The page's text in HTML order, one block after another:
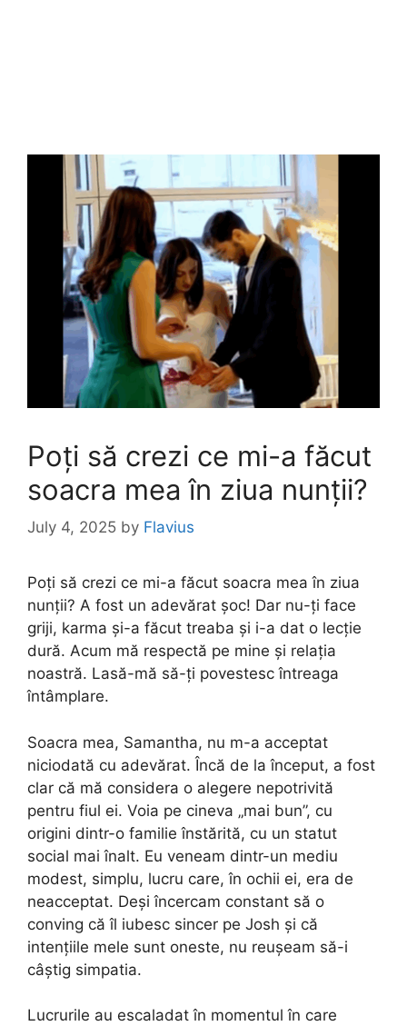
Poți să crezi ce mi-a făcut
soacra mea în ziua nunții?
July 4, 2025 by Flavius
Poți să crezi ce mi-a făcut soacra mea în ziua
nunții? A fost un adevărat șoc! Dar nu-ți face
griji, karma și-a făcut treaba și i-a dat o lecție
dură. Acum mă respectă pe mine și relația
noastră. Lasă-mă să-ți povestesc întreaga
întâmplare.
Soacra mea, Samantha, nu m-a acceptat
niciodată cu adevărat. Încă de la început, a fost
clar că mă considera o alegere nepotrivită
pentru fiul ei. Voia pe cineva „mai bun”, cu
origini dintr-o familie înstărită, cu un statut
social mai înalt. Eu veneam dintr-un mediu
modest, simplu, lucru care, în ochii ei, era de
neacceptat. Deși încercam constant să o
conving că îl iubesc sincer pe Josh și că
intențiile mele sunt oneste, nu reușeam să-i
câștig simpatia.
Lucrurile au escaladat în momentul în care